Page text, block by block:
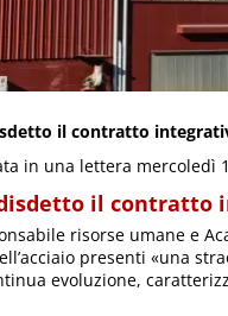
il contratto
in una lettera mercoledì
disdetto il contratto
risorse umane e
presenti «una
evoluzione,